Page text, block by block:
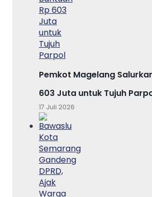
Pemkot Magelang
603 Juta untuk Tujuh
17 Juli 2026